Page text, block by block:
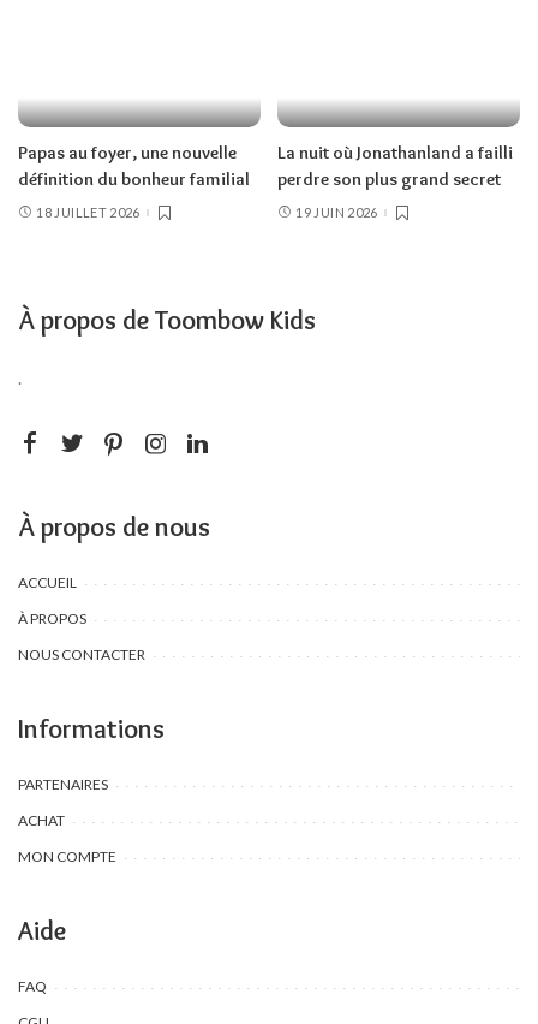
Papas au foyer, une nouvelle
définition du bonheur familial
18 JUILLET 2026
La nuit où Jonathanland a failli
perdre son plus grand secret
19 JUIN 2026
À propos de Toombow Kids
.
À propos de nous
ACCUEIL
À PROPOS
NOUS CONTACTER
Informations
PARTENAIRES
ACHAT
MON COMPTE
Aide
FAQ